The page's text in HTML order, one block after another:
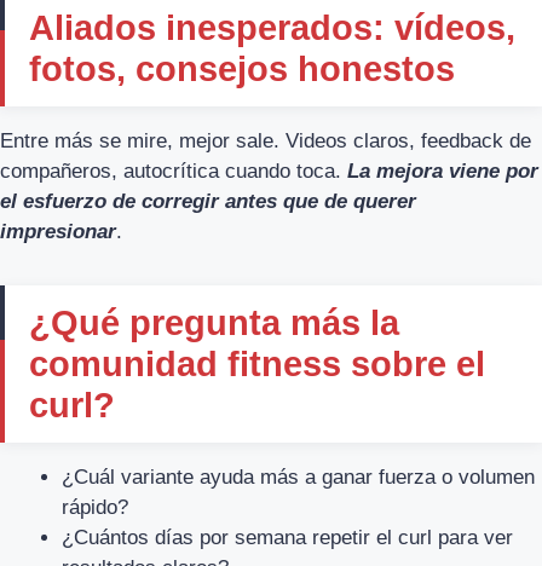
Aliados inesperados: vídeos,
fotos, consejos honestos
Entre más se mire, mejor sale. Videos claros, feedback de
compañeros, autocrítica cuando toca. La mejora viene por
el esfuerzo de corregir antes que de querer
impresionar.
¿Qué pregunta más la
comunidad fitness sobre el
curl?
¿Cuál variante ayuda más a ganar fuerza o volumen
rápido?
¿Cuántos días por semana repetir el curl para ver